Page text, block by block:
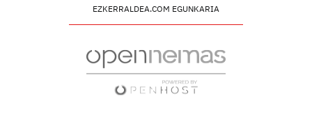
EZKERRALDEA.COM EGUNKARIA